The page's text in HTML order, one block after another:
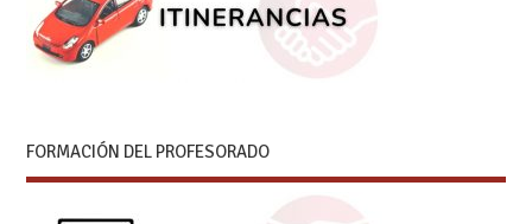
FORMACIÓN DEL PROFESORADO